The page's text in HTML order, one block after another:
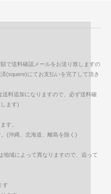
で送料確認メールをお送り致しますの
(squere)にてお支払いを完了して頂き
料追加になりますので、必ず送料確
ます)
す。
(沖縄、北海道、離島を除く)
域によって異なりますので、追って
す